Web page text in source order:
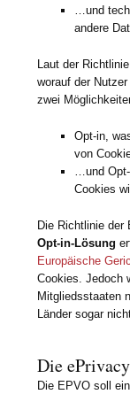
…und
andere
Laut der
worauf der
zwei
Opt-in,
von
…und
Cookies
Die Richtlinie der
Opt-in-Lösung
Europäische
Cookies. Jedoch
Mitgliedsstaaten
Länder sogar
Die
Die EPVO soll